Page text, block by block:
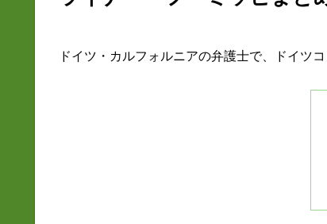
ドイツ・カルフォルニアの弁護士で、ドイツ